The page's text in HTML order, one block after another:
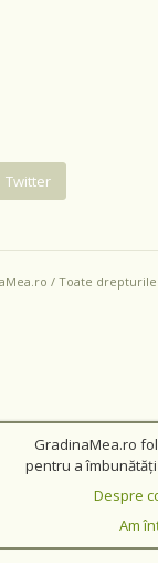
Twitter
/ Toate
GradinaMea.ro
pentru a
Despre
Am